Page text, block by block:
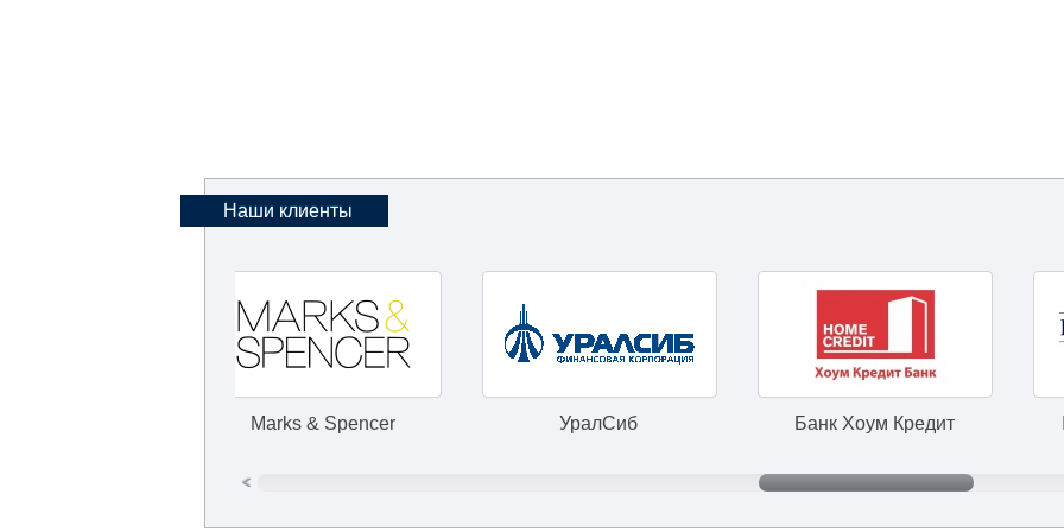
Наши клиенты
Marks & Spencer Банк Хоум Кредит